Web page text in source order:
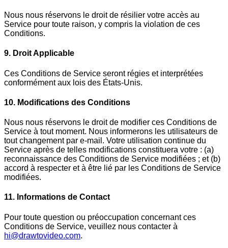
Nous nous réservons le droit de résilier votre accès au
Service pour toute raison, y compris la violation de ces
Conditions.
9. Droit Applicable
Ces Conditions de Service seront régies et interprétées
conformément aux lois des États-Unis.
10. Modifications des Conditions
Nous nous réservons le droit de modifier ces Conditions de
Service à tout moment. Nous informerons les utilisateurs de
tout changement par e-mail. Votre utilisation continue du
Service après de telles modifications constituera votre : (a)
reconnaissance des Conditions de Service modifiées ; et (b)
accord à respecter et à être lié par les Conditions de Service
modifiées.
11. Informations de Contact
Pour toute question ou préoccupation concernant ces
Conditions de Service, veuillez nous contacter à
hi@drawtovideo.com.